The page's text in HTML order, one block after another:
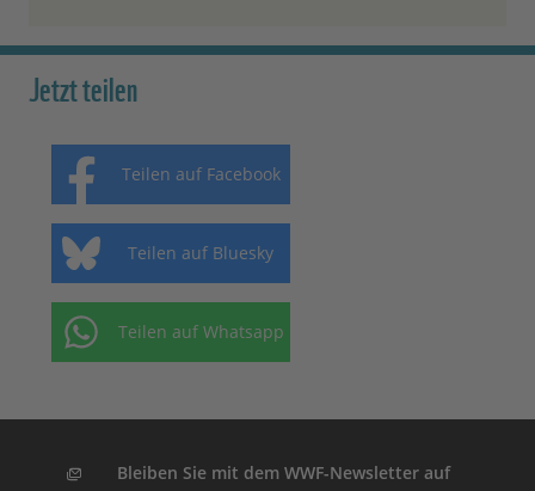
Jetzt teilen
Teilen auf Facebook
Teilen auf Bluesky
Teilen auf Whatsapp
Bleiben Sie mit dem WWF-Newsletter auf